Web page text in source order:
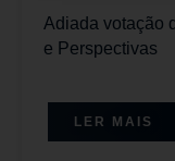
Adiada votação
e Perspectivas
LER MAIS